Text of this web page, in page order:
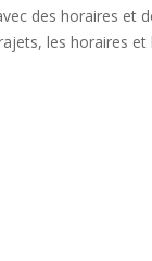
des horaires et
les horaires